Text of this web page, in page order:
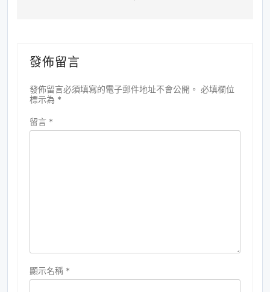
發佈留言
發佈留言必須填寫的電子郵件地址不會公開。 必填欄位
標示為 *
留言 *
顯示名稱 *